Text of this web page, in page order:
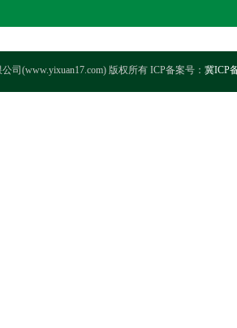
司(www.yixuan17.com) 版权所有 ICP备案号： 冀ICP